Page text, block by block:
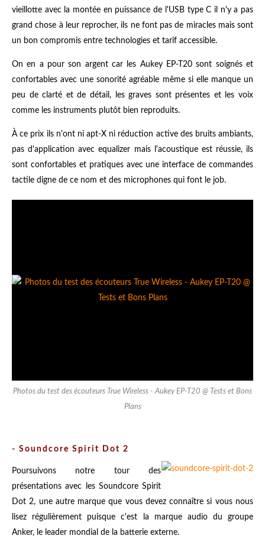
vieillotte avec la montée en puissance de l'USB type C il n'y a pas
grand chose à leur reprocher, ils ne font pas de miracles mais sont
un bon compromis entre technologies et tarif accessible.
On en a pour son argent car les Aukey EP-T20 sont soignés et
confortables avec une sonorité agréable même si elle manque un
peu de clarté et de détail, les graves sont présentes et les voix
comme les instruments plutôt bien reproduits.
À ce prix ils n'ont ni apt-X ni réduction active des bruits ambiants,
pas d'application avec equalizer mais l'acoustique est réussie, ils
sont confortables et pratiques avec une interface de commandes
tactile digne de ce nom et des microphones qui font le job.
Photos du test des écouteurs True Wireless - Aukey EP-T20 @ Tests et Bons
Plans
- Soundcore Spirit Dot 2
Poursuivons notre tour des
présentations avec les Soundcore Spirit
Dot 2, une autre marque que vous devez connaître si vous nous
lisez régulièrement puisque c'est la marque audio du groupe
Anker, le leader mondial de la batterie externe.